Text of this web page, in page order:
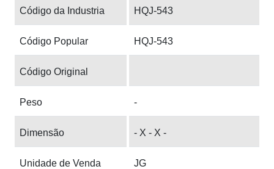
Código da Industria HQJ-543
Código Popular HQJ-543
Código Original
Peso -
Dimensão - X - X -
Unidade de Venda JG